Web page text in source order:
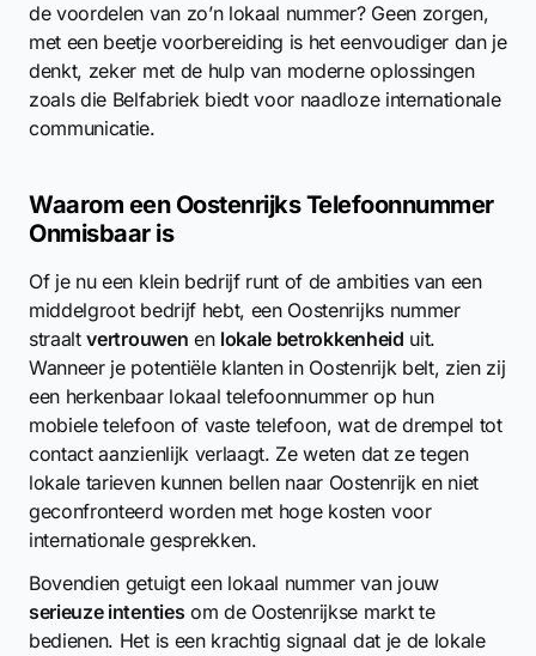
de voordelen van zo’n lokaal nummer? Geen zorgen,
met een beetje voorbereiding is het eenvoudiger dan je
denkt, zeker met de hulp van moderne oplossingen
zoals die Belfabriek biedt voor naadloze internationale
communicatie.
Waarom een Oostenrijks Telefoonnummer
Onmisbaar is
Of je nu een klein bedrijf runt of de ambities van een
middelgroot bedrijf hebt, een Oostenrijks nummer
straaltvertrouwen en lokale betrokkenheid uit.
Wanneer je potentiële klanten in Oostenrijk belt, zien zij
een herkenbaar lokaal telefoonnummer op hun
mobiele telefoon of vaste telefoon, wat de drempel tot
contact aanzienlijk verlaagt. Ze weten dat ze tegen
lokale tarieven kunnen bellen naar Oostenrijk en niet
geconfronteerd worden met hoge kosten voor
internationale gesprekken.
Bovendien getuigt een lokaal nummer van jouw
serieuze intenties om de Oostenrijkse markt te
bedienen. Het is een krachtig signaal dat je de lokale